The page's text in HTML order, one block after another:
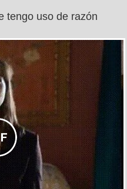
tengo uso de razón